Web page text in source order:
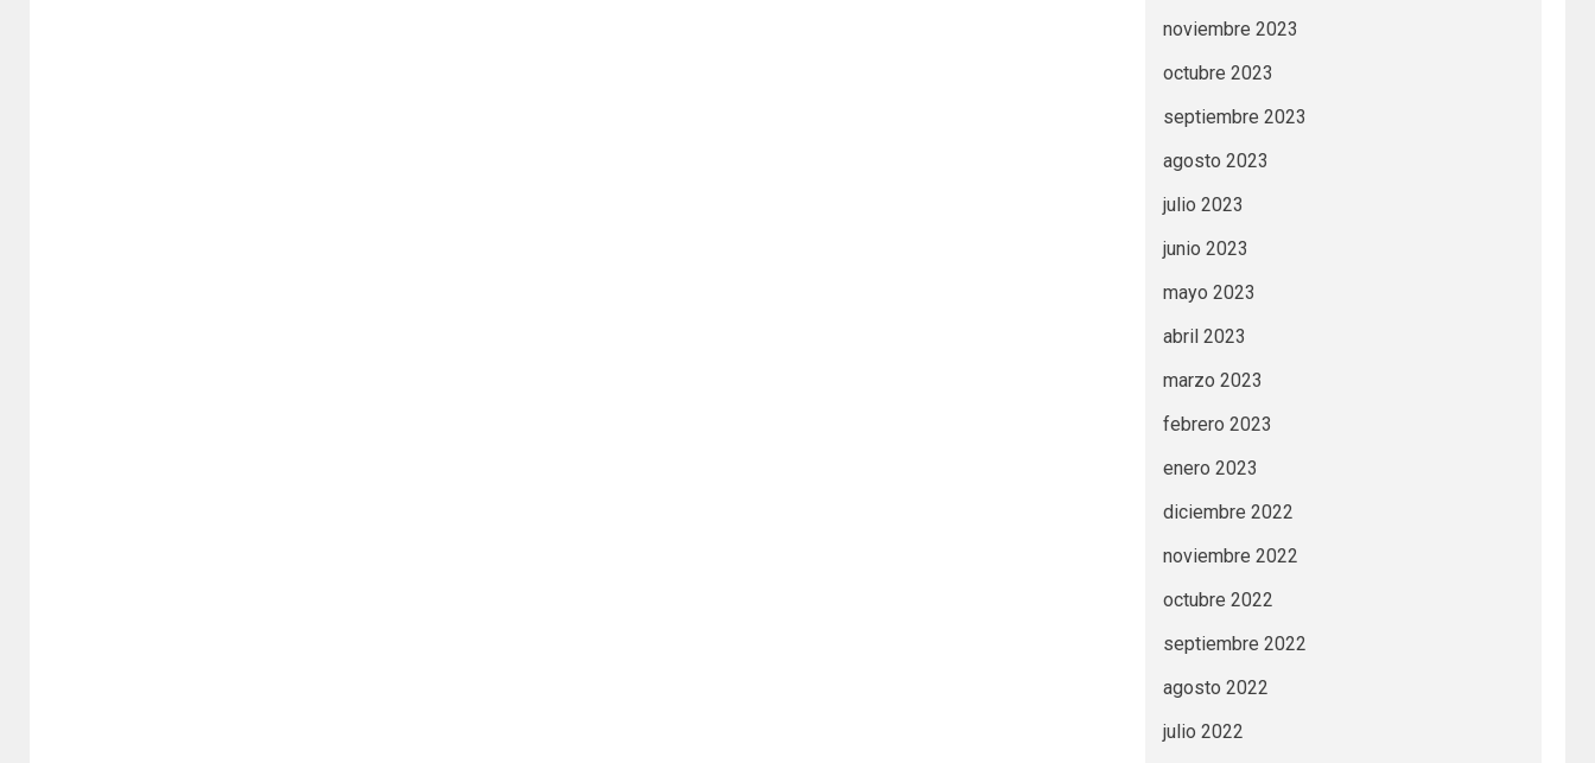
noviembre 2023
octubre 2023
septiembre 2023
agosto 2023
julio 2023
junio 2023
mayo 2023
abril 2023
marzo 2023
febrero 2023
enero 2023
diciembre 2022
noviembre 2022
octubre 2022
septiembre 2022
agosto 2022
julio 2022